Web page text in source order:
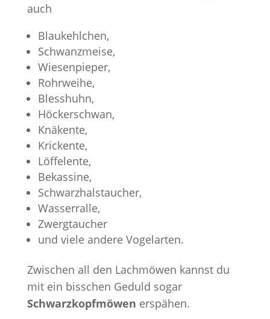
auch
Blaukehlchen,
Schwanzmeise,
Wiesenpieper,
Rohrweihe,
Blesshuhn,
Höckerschwan,
Knäkente,
Krickente,
Löffelente,
Bekassine,
Schwarzhalstaucher,
Wasserralle,
Zwergtaucher
und viele andere Vogelarten.
Zwischen all den Lachmöwen kannst du
mit ein bisschen Geduld sogar
Schwarzkopfmöwen erspähen.